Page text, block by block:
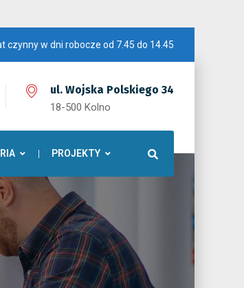
czynny w dni robocze od 7.45 do 14.45
ul. Wojska Polskiego 34
18-500 Kolno
PROJEKTY